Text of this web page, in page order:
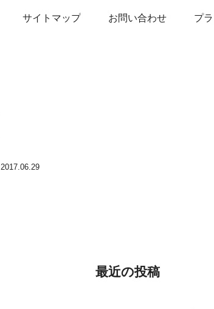
サイトマップ お問い合わせ プ
2017.06.29
最近の投稿